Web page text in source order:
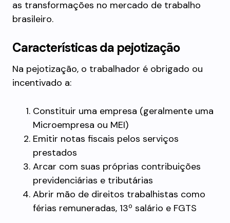
as transformações no mercado de trabalho
brasileiro.
Características da pejotização
Na pejotização, o trabalhador é obrigado ou
incentivado a:
Constituir uma empresa (geralmente uma
Microempresa ou MEI)
Emitir notas fiscais pelos serviços
prestados
Arcar com suas próprias contribuições
previdenciárias e tributárias
Abrir mão de direitos trabalhistas como
férias remuneradas, 13º salário e FGTS